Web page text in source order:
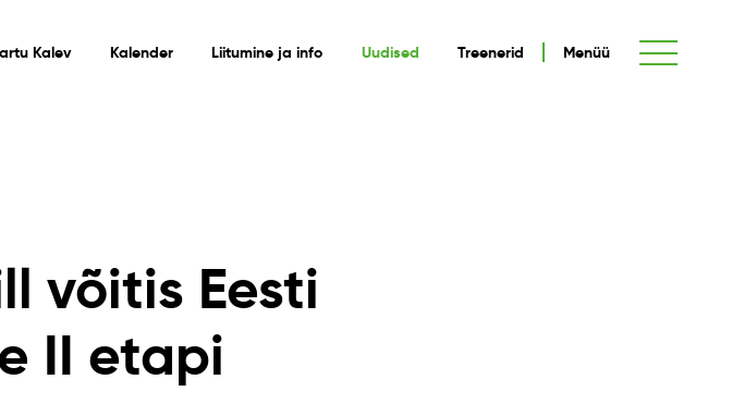
Kalev Kalender Liitumine ja info Uudised Treenerid Menüü
võitis Eesti
II etapi